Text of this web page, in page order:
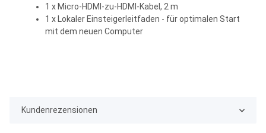
1 x Micro-HDMI-zu-HDMI-Kabel, 2 m
1 x Lokaler Einsteigerleitfaden - für optimalen Start
mit dem neuen Computer
Kundenrezensionen